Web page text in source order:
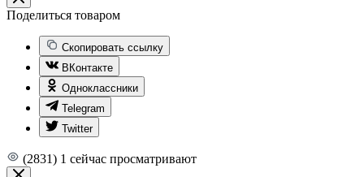
Поделиться товаром
Скопировать ссылку
ВКонтакте
Одноклассники
Telegram
Twitter
(2831) 1 сейчас просматривают